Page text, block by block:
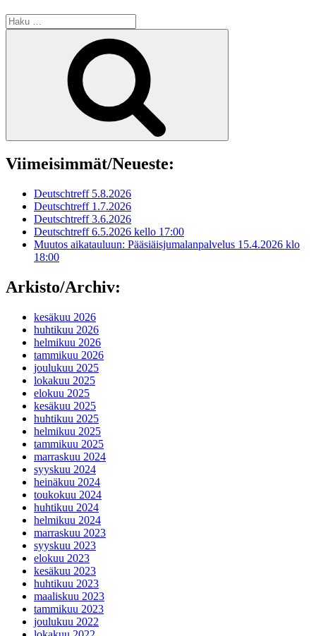
Etsi:
Viimeisimmät/Neueste:
Deutschtreff 5.8.2026
Deutschtreff 1.7.2026
Deutschtreff 3.6.2026
Deutschtreff 6.5.2026 kello 17:00
Muutos aikatauluun: Pääsiäisjumalanpalvelus 15.4.2026 klo
18:00
Arkisto/Archiv:
kesäkuu 2026
huhtikuu 2026
helmikuu 2026
tammikuu 2026
joulukuu 2025
lokakuu 2025
elokuu 2025
kesäkuu 2025
huhtikuu 2025
helmikuu 2025
tammikuu 2025
marraskuu 2024
syyskuu 2024
heinäkuu 2024
toukokuu 2024
huhtikuu 2024
helmikuu 2024
marraskuu 2023
syyskuu 2023
elokuu 2023
kesäkuu 2023
huhtikuu 2023
maaliskuu 2023
tammikuu 2023
joulukuu 2022